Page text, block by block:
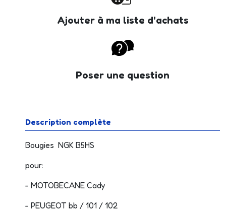
Ajouter à ma liste d'achats
Poser une question
Description complète
Bougies NGK B5HS
pour:
- MOTOBECANE Cady
- PEUGEOT bb / 101 / 102